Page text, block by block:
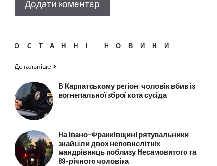
ОСТАННІ НОВИНИ
Детальніше
В Карпатському регіоні чоловік вбив із
вогнепальної зброї кота сусіда
На Івано-Франківщині рятувальники
знайшли двох неповнолітніх
мандрівниць поблизу Несамовитого та
89-річного чоловіка